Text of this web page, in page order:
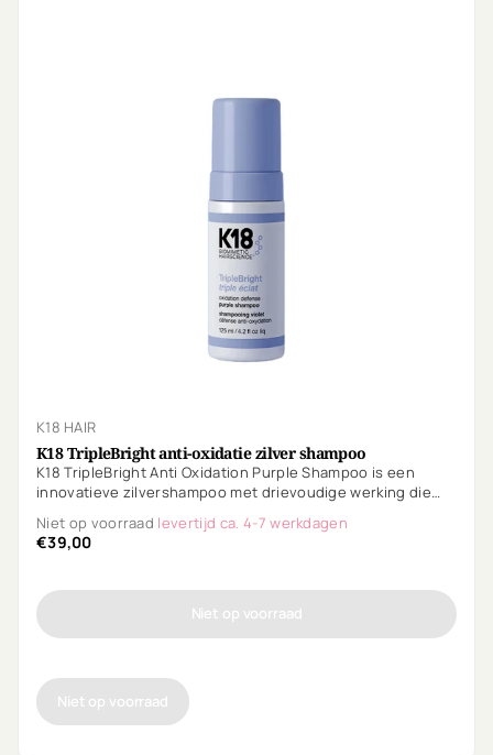
K18 HAIR
K18 TripleBright anti-oxidatie zilver shampoo
K18 TripleBright Anti Oxidation Purple Shampoo is een
innovatieve zilvershampoo met drievoudige werking die
neutraliseert en toekomstige verkleuring helpt voorkomen.
Voor helderder, koeler en salonfris blond haar na elke
Niet op voorraad levertijd ca. 4-7 werkdagen
€39,00
Niet op voorraad
Niet op voorraad